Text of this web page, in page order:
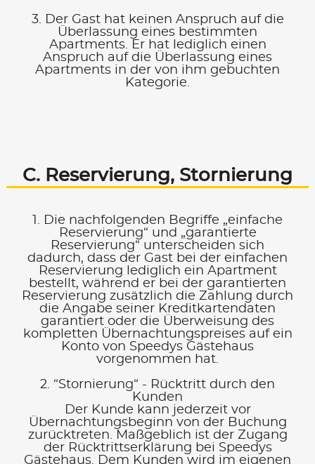
3. Der Gast hat keinen Anspruch auf die
Überlassung eines bestimmten
Apartments. Er hat lediglich einen
Anspruch auf die Überlassung eines
Apartments in der von ihm gebuchten
Kategorie.
C. Reservierung, Stornierung
1. Die nachfolgenden Begriffe „einfache
Reservierung“ und „garantierte
Reservierung“ unterscheiden sich
dadurch, dass der Gast bei der einfachen
Reservierung lediglich ein Apartment
bestellt, während er bei der garantierten
Reservierung zusätzlich die Zahlung durch
die Angabe seiner Kreditkartendaten
garantiert oder die Überweisung des
kompletten Übernachtungspreises auf ein
Konto von Speedys Gästehaus
vorgenommen hat.
2. “Stornierung“ - Rücktritt durch den
Kunden
Der Kunde kann jederzeit vor
Übernachtungsbeginn von der Buchung
zurücktreten. Maßgeblich ist der Zugang
der Rücktrittserklärung bei Speedys
Gästehaus. Dem Kunden wird im eigenen